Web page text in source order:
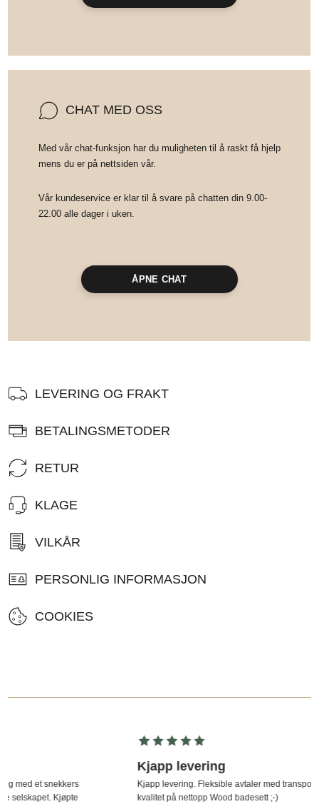
CHAT MED OSS
Med vår chat-funksjon har du muligheten til å raskt få hjelp
mens du er på nettsiden vår.
Vår kundeservice er klar til å svare på chatten din 9.00-
22.00 alle dager i uken.
ÅPNE CHAT
LEVERING OG FRAKT
BETALINGSMETODER
RETUR
KLAGE
VILKÅR
PERSONLIG INFORMASJON
COOKIES
Kjapp levering. Fleksible avtaler med transportøren. Og mega deilig
kvalitet på nettopp Wood badesett ;-)